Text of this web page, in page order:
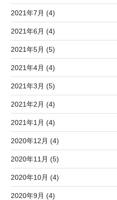
2021年7月 (4)
2021年6月 (4)
2021年5月 (5)
2021年4月 (4)
2021年3月 (5)
2021年2月 (4)
2021年1月 (4)
2020年12月 (4)
2020年11月 (5)
2020年10月 (4)
2020年9月 (4)